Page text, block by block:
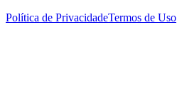
Política de PrivacidadeTermos de Uso